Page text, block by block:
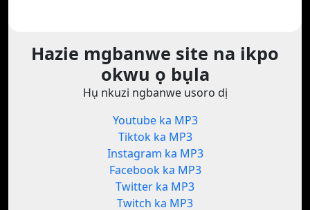
Hazie mgbanwe site na ikpo
okwu ọ bụla
Hụ nkuzi ngbanwe usoro dị
Youtube ka MP3
Tiktok ka MP3
Instagram ka MP3
Facebook ka MP3
Twitter ka MP3
Twitch ka MP3